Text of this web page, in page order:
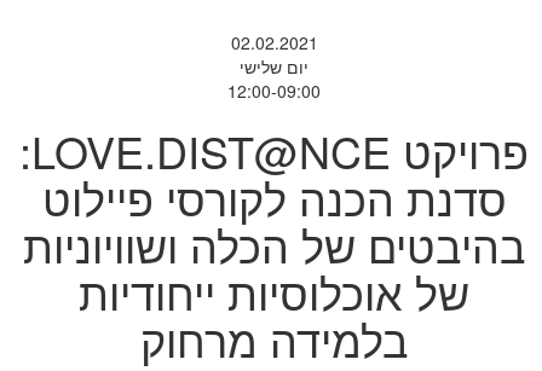
02.02.2021
יום שלישי
12:00-09:00
פרויקט LOVE.DIST@NCE:
סדנת הכנה לקורסי פיילוט
בהיבטים של הכלה ושוויוניות
של אוכלוסיות ייחודיות
בלמידה מרחוק